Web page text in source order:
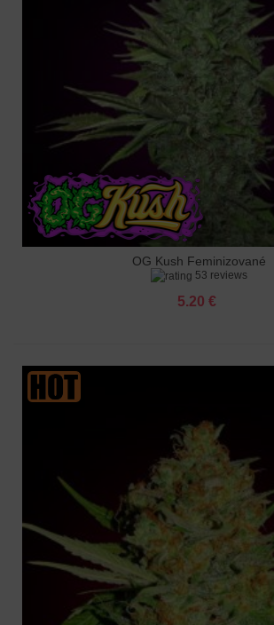
OG Kush Feminizované
53 reviews
5.20 €